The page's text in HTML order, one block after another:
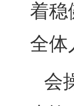
着稳
全体
会